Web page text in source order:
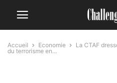
Accueil Economie
La CTAF
du terrorisme en...